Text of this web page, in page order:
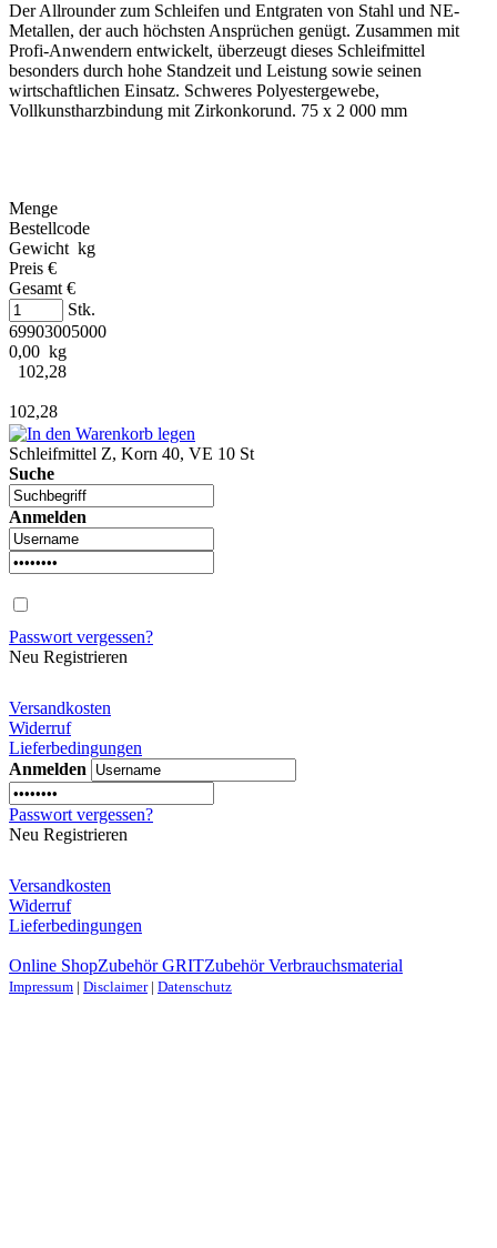
Der Allrounder zum Schleifen und Entgraten von Stahl und NE-
Metallen, der auch höchsten Ansprüchen genügt. Zusammen mit
Profi-Anwendern entwickelt, überzeugt dieses Schleifmittel
besonders durch hohe Standzeit und Leistung sowie seinen
wirtschaftlichen Einsatz. Schweres Polyestergewebe,
Vollkunstharzbindung mit Zirkonkorund. 75 x 2 000 mm
Menge
Bestellcode
Gewicht kg
Preis €
Gesamt €
Stk.
69903005000
0,00 kg
102,28
102,28
Schleifmittel Z, Korn 40, VE 10 St
Suche
Anmelden
Passwort vergessen?
Neu Registrieren
Versandkosten
Widerruf
Lieferbedingungen
Anmelden
Passwort vergessen?
Neu Registrieren
Versandkosten
Widerruf
Lieferbedingungen
Online ShopZubehör GRITZubehör Verbrauchsmaterial
Impressum | Disclaimer| Datenschutz